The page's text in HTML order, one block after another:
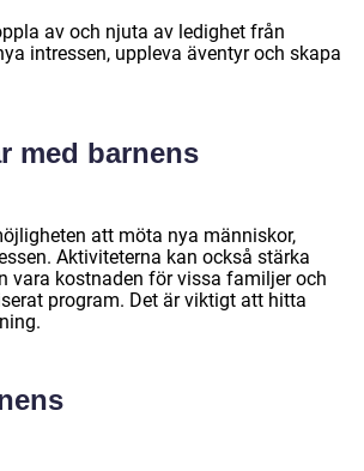
av och njuta av ledighet från
intressen, uppleva äventyr och skapa
med barnens
att möta nya människor,
Aktiviteterna kan också stärka
vara kostnaden för vissa familjer och
program. Det är viktigt att hitta